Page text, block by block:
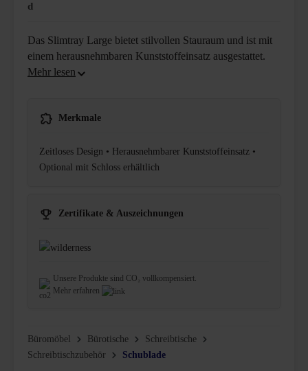
d
Das Slimtray Large bietet stilvollen Stauraum und ist mit
einem herausnehmbaren Kunststoffeinsatz ausgestattet.
Merkmale
Zeitloses Design • Herausnehmbarer Kunststoffeinsatz •
Optional mit Schloss erhältlich
Zertifikate & Auszeichnungen
Unsere Produkte sind CO₂ vollkompensiert.
Mehr erfahren
Büromöbel Bürotische
Schreibtische
Schreibtischzubehör
Schublade